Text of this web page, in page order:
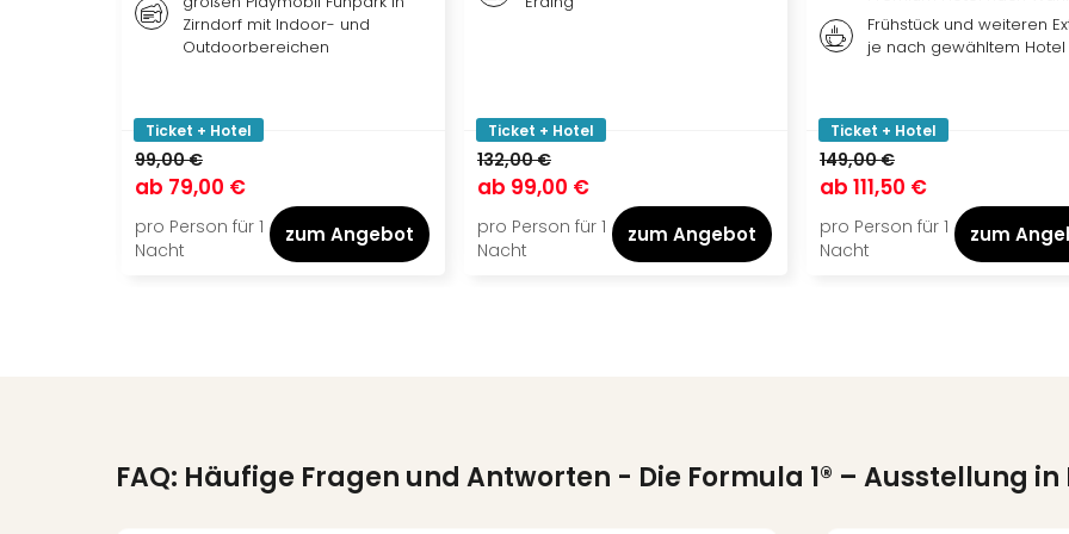
Zirndorf mit Indoor- und
Outdoorbereichen
Ticket + Hotel
99,00 €
ab 79,00 €
pro Person für 1
Nacht
zum Angebot
Ticket + Hotel
132,00 €
ab 99,00 €
pro Person für 1
Nacht
zum Angebot
Frühstück und weiteren
je nach gewähltem Hotel
Ticket + Hotel
149,00 €
ab 111,50 €
pro Person für 1
Nacht
zum
FAQ: Häufige Fragen und Antworten - Die Formula 1® – Ausstellung